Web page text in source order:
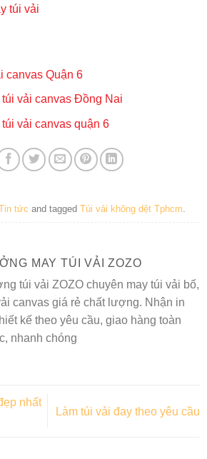
túi vải
canvas Quận 6
vải canvas Đồng Nai
vải canvas quận 6
tức and tagged Túi vải không dệt Tphcm.
MAY TÚI VẢI ZOZO
túi vải ZOZO chuyên may túi vải bố,
canvas giá rẻ chất lượng. Nhận in
kế theo yêu cầu, giao hàng toàn
nhanh chóng
nhất
Làm túi vải đay theo yêu cầu